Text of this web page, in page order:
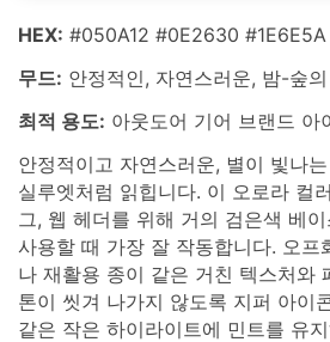
HEX: #050A12 #0E2630
무드: 안정적인, 자연스러운, 밤-숲의
최적 용도: 아웃도어 기어 브랜드 아
안정적이고 자연스러운, 별이 빛나
실루엣처럼 읽힙니다. 이 오로라 컬
그, 웹 헤더를 위해 거의 검은색 베
사용할 때 가장 잘 작동합니다. 오프
나 재활용 종이 같은 거친 텍스처와
톤이 씻겨 나가지 않도록 지퍼 아이
같은 작은 하이라이트에 민트를 유